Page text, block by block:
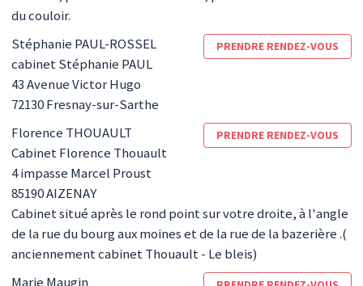
du couloir.
Stéphanie PAUL-ROSSEL PRENDRE RENDEZ-VOUS
cabinet Stéphanie PAUL
43 Avenue Victor Hugo
72130Fresnay-sur-Sarthe
Florence THOUAULT PRENDRE RENDEZ-VOUS
Cabinet Florence Thouault
4 impasse Marcel Proust
85190AIZENAY
Cabinet situé après le rond point sur votre droite, à l'angle
de la rue du bourg aux moines et de la rue de la bazerière .(
anciennement cabinet Thouault - Le bleis)
Marie Maugin